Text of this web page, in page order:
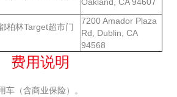
Oakland, CA 94607
柏林Target超市门
7200 Amador Plaza
Rd, Dublin, CA
94568
费用说明
车（含商业保险）。